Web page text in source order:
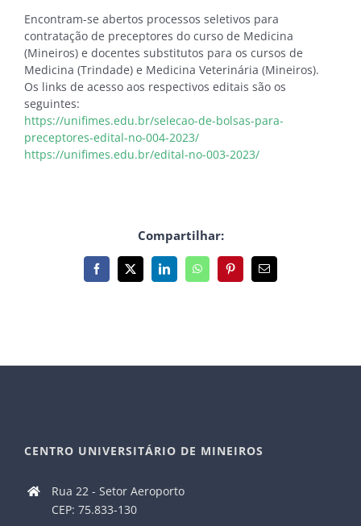
Encontram-se abertos processos seletivos para
contratação de preceptores do curso de Medicina
(Mineiros) e docentes substitutos para os cursos de
Medicina (Trindade) e Medicina Veterinária (Mineiros).
Os links de acesso aos respectivos editais são os
seguintes:
https://unifimes.edu.br/selecao-de-bolsas-para-
preceptores-edital-no-004-2023/
https://unifimes.edu.br/edital-no-003-2023/
Compartilhar:
Facebook
X LinkedInWhatsAppPinterest
E-
mail
CENTRO UNIVERSITÁRIO DE MINEIROS
Rua 22 - Setor Aeroporto
CEP: 75.833-130